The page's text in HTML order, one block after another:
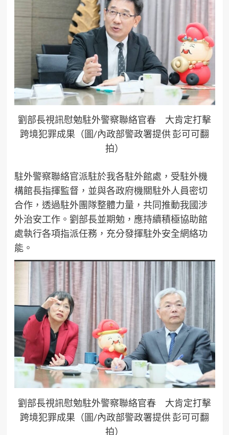
劉部長視訊慰勉駐外警察聯絡官春 大肯定打擊
跨境犯罪成果（圖/內政部警政署提供 彭可可翻
拍）
駐外警察聯絡官派駐於我各駐外館處，受駐外機
構館長指揮監督，並與各政府機關駐外人員密切
合作，透過駐外團隊整體力量，共同推動我國涉
外治安工作。劉部長並期勉，應持續積極協助館
處執行各項指派任務，充分發揮駐外安全網絡功
能。
劉部長視訊慰勉駐外警察聯絡官春 大肯定打擊
跨境犯罪成果（圖/內政部警政署提供 彭可可翻
拍）